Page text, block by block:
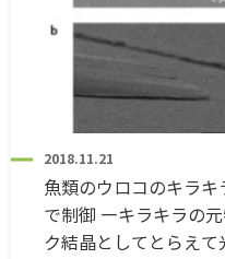
2018.11.21
魚類のウロコのキラ
で制御 ―キラキラの
ク結晶としてとらえ